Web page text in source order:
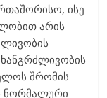
ისე
არის
შრომის
ნორმალური